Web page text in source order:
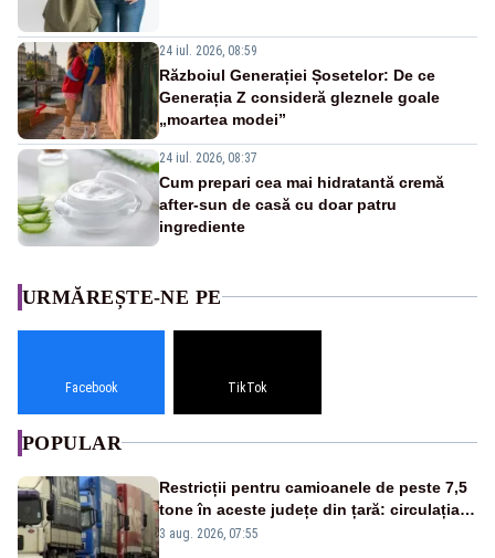
24 iul. 2026, 08:59
Războiul Generației Șosetelor: De ce
Generația Z consideră gleznele goale
„moartea modei”
24 iul. 2026, 08:37
Cum prepari cea mai hidratantă cremă
after-sun de casă cu doar patru
ingrediente
URMĂREȘTE-NE PE
Facebook TikTok
POPULAR
Restricții pentru camioanele de peste 7,5
tone în aceste județe din țară: circulația
este interzisă luni, între orele 12:00 și
3 aug. 2026, 07:55